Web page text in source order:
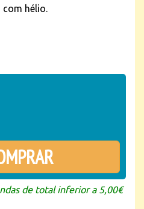
com hélio.
de total inferior a 5,00€